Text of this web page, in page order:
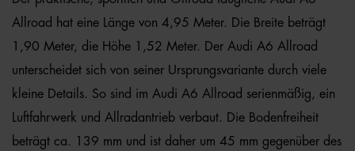
Allroad hat eine Länge von 4,95 Meter. Die Breite beträgt
1,90 Meter, die Höhe 1,52 Meter. Der Audi A6 Allroad
unterscheidet sich von seiner Ursprungsvariante durch viele
kleine Details. So sind im Audi A6 Allroad serienmäßig, ein
Luftfahrwerk und Allradantrieb verbaut. Die Bodenfreiheit
beträgt ca. 139 mm und ist daher um 45 mm gegenüber des